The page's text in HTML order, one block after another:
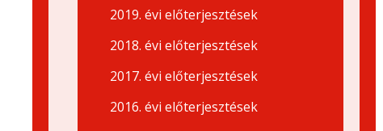
2019. évi előterjesztések
2018. évi előterjesztések
2017. évi előterjesztések
2016. évi előterjesztések